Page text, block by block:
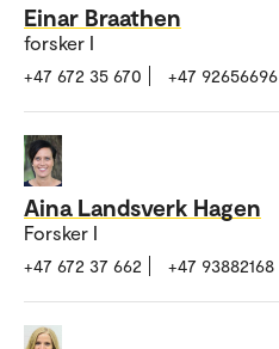
Einar Braathen
forsker I
+47 672 35 670 +47 92656696
Aina Landsverk Hagen
Forsker I
+47 672 37 662 +47 93882168